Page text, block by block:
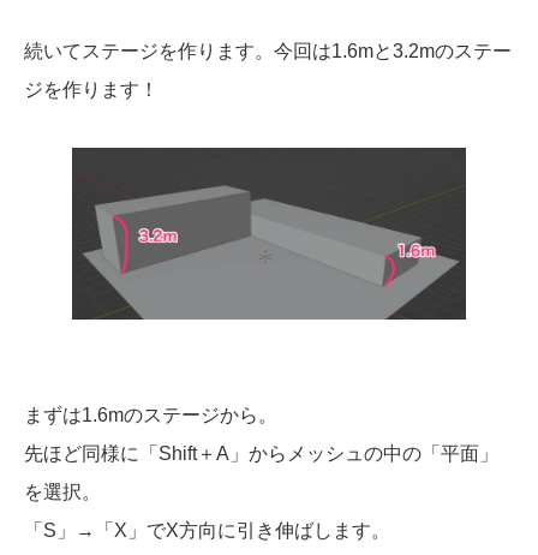
続いてステージを作ります。今回は1.6mと3.2mのステー
ジを作ります！
まずは1.6mのステージから。
先ほど同様に「Shift＋A」からメッシュの中の「平面」
を選択。
「S」→「X」でX方向に引き伸ばします。